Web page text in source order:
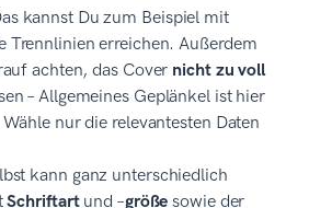
kannst Du zum Beispiel mit
Trennlinien erreichen. Außerdem
achten, das Cover nicht zu voll
– Allgemeines Geplänkel ist hier
nur die relevantesten Daten
kann ganz unterschiedlich
Schriftart und –größe sowie der